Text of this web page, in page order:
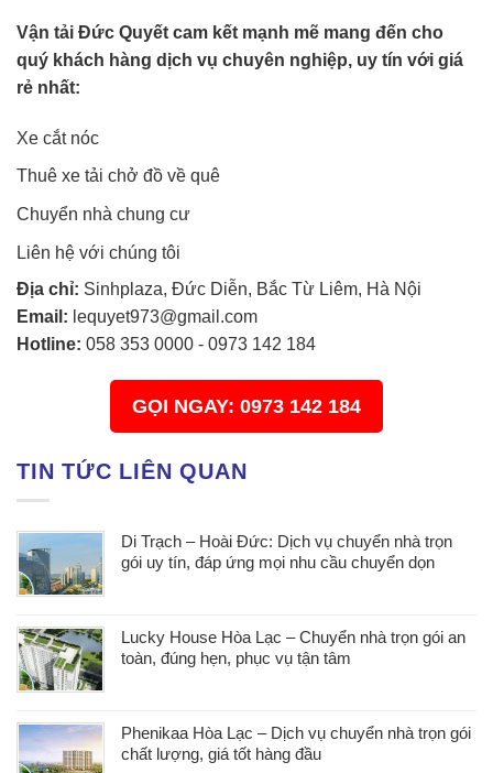
Vận tải Đức Quyết cam kết mạnh mẽ mang đến cho
quý khách hàng dịch vụ chuyên nghiệp, uy tín với giá
rẻ nhất:
Xe cắt nóc
Thuê xe tải chở đồ về quê
Chuyển nhà chung cư
Liên hệ với chúng tôi
Địa chỉ: Sinhplaza, Đức Diễn, Bắc Từ Liêm, Hà Nội
Email: lequyet973@gmail.com
Hotline: 058 353 0000 - 0973 142 184
GỌI NGAY: 0973 142 184
TIN TỨC LIÊN QUAN
Di Trạch – Hoài Đức: Dịch vụ chuyển nhà trọn
gói uy tín, đáp ứng mọi nhu cầu chuyển dọn
Lucky House Hòa Lạc – Chuyển nhà trọn gói an
toàn, đúng hẹn, phục vụ tận tâm
Phenikaa Hòa Lạc – Dịch vụ chuyển nhà trọn gói
chất lượng, giá tốt hàng đầu